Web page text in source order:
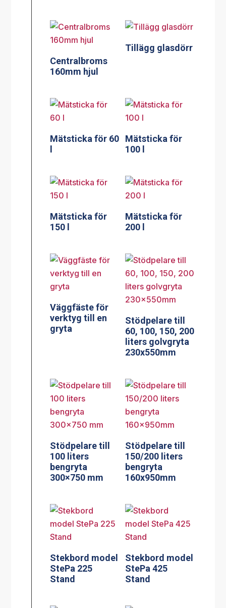
Centralbroms
160mm hjul
Tillägg glasdörr
Mätsticka för 60
Mätsticka för
100 l
Mätsticka för
150 l
Mätsticka för
200 l
Väggfäste för
verktyg till en
gryta
Stödpelare till
60, 100, 150, 200
liters golvgryta
230x550mm
Stödpelare till
100 liters
bengryta
300×750 mm
Stödpelare till
150/200 liters
bengryta
160x950mm
Stekbord model
StePa 225
Stand
Stekbord model
StePa 425
Stand